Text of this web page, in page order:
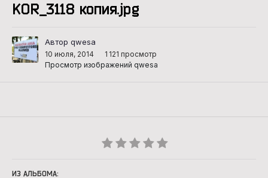
KOR_3118 копия.jpg
Автор qwesa
10 июля, 2014
1 121 просмотр
Просмотр изображений qwesa
ИЗ АЛЬБОМА: